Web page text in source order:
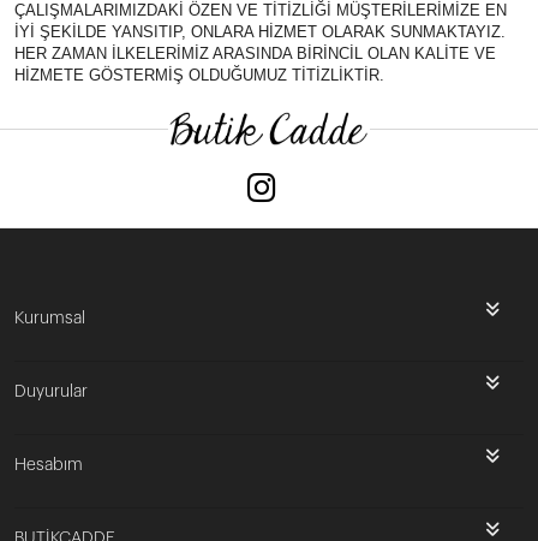
ÇALIŞMALARIMIZDAKİ ÖZEN VE TİTİZLİĞİ MÜŞTERİLERİMİZE EN
İYİ ŞEKİLDE YANSITIP, ONLARA HİZMET OLARAK SUNMAKTAYIZ.
HER ZAMAN İLKELERİMİZ ARASINDA BİRİNCİL OLAN KALİTE VE
HİZMETE GÖSTERMİŞ OLDUĞUMUZ TİTİZLİKTİR.
Kurumsal
Duyurular
Hesabım